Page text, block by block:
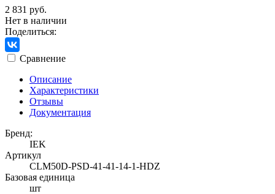
2 831 руб.
Нет в наличии
Поделиться:
Сравнение
Описание
Характеристики
Отзывы
Документация
Бренд:
IEK
Артикул
CLM50D-PSD-41-41-14-1-HDZ
Базовая единица
шт